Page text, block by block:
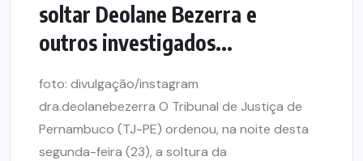
soltar Deolane Bezerra e
outros investigados...
foto: divulgação/instagram
dra.deolanebezerra O Tribunal de Justiça de
Pernambuco (TJ-PE) ordenou, na noite desta
segunda-feira (23), a soltura da